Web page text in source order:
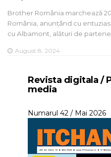
Brother România marchează
România, anunțând cu
cu Albamont, alături de partene…
August 8, 2024
Revista digitala /
media
Numarul 42 / Mai 2026